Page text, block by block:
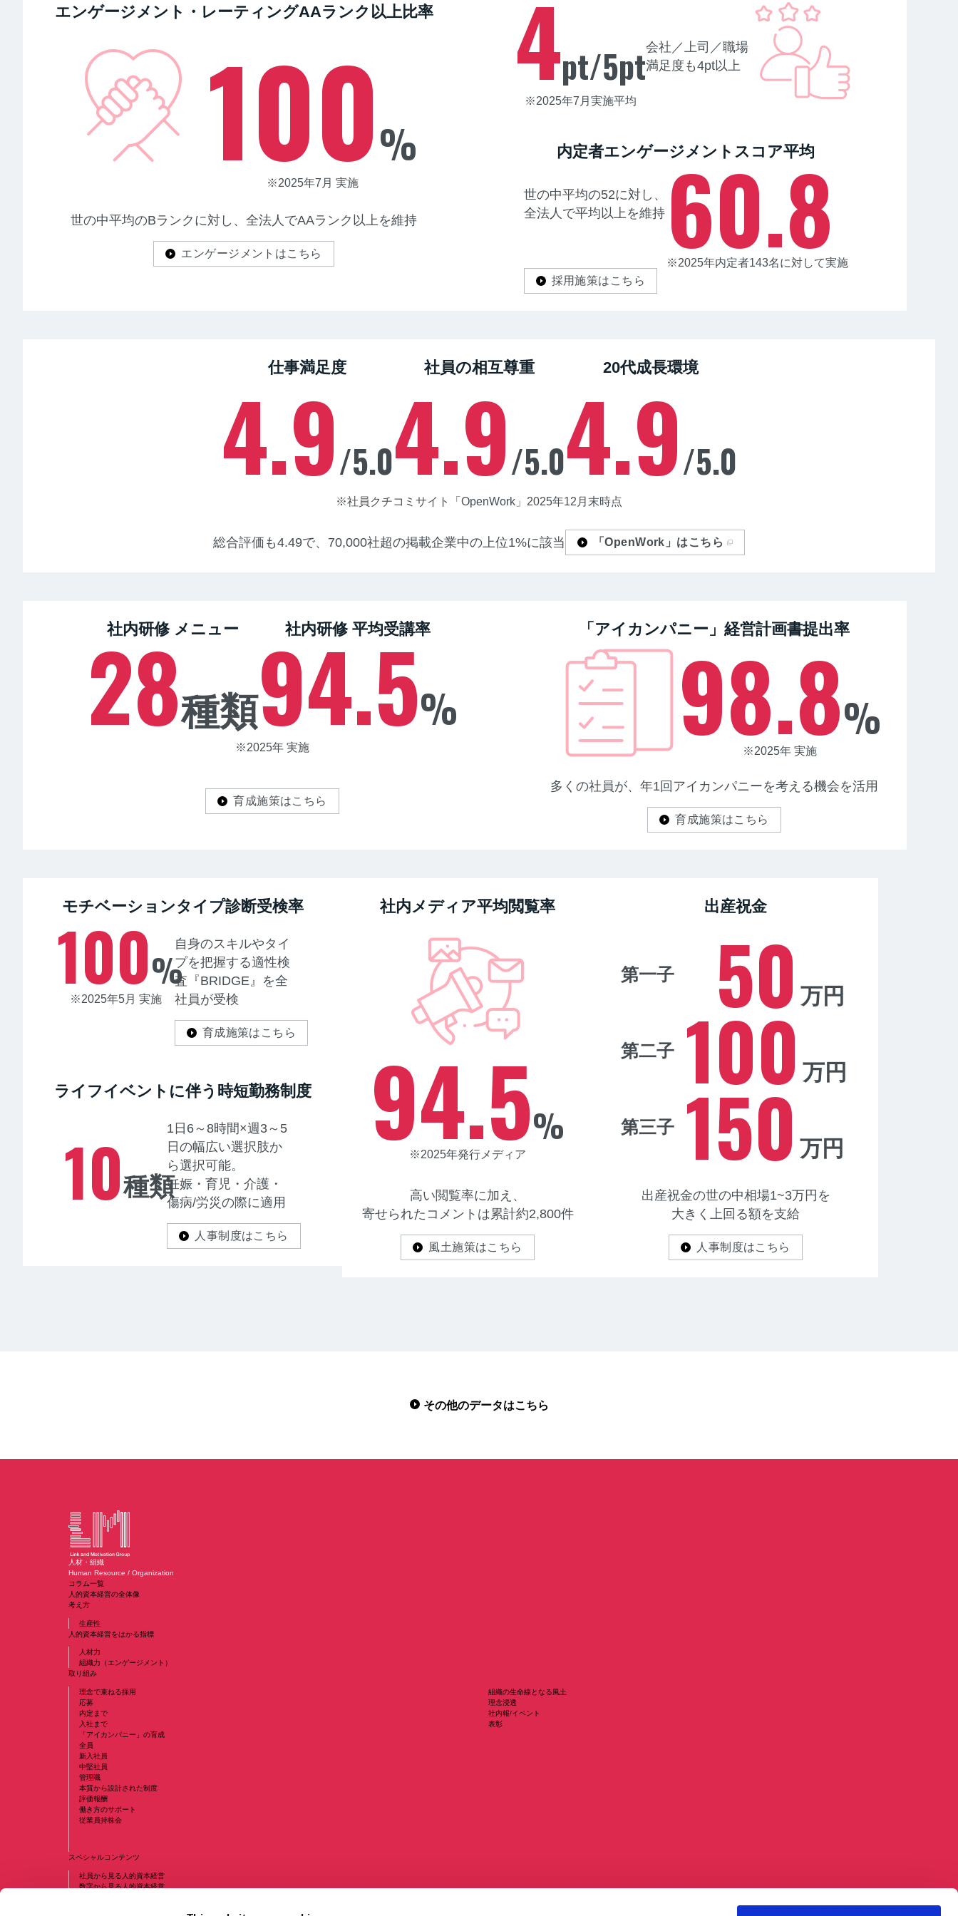
エンゲージメント・レーティングAAランク以上比率
100%
※2025年7月 実施
世の中平均のBランクに対し、 全法人でAAランク以上を維持
エンゲージメントはこちら
4pt/5pt
※2025年7月実施平均
会社／上司／職場
満足度も4pt以上
内定者エンゲージメントスコア平均
世の中平均の52に対し、
全法人で平均以上を維持 60.8
※2025年内定者143名に対して実施
採用施策はこちら
仕事満足度
4.9/5.0
社員の相互尊重
4.9/5.0
20代成長環境
4.9/5.0
※社員クチコミサイト「OpenWork」2025年12月末時点
総合評価も4.49で、 70,000社超の掲載企業中の上位1%に該当 「OpenWork」はこちら
社内研修 メニュー
28種類
社内研修 平均受講率
94.5%
※2025年 実施
育成施策はこちら
「アイカンパニー」経営計画書提出率
98.8%
※2025年 実施
多くの社員が、 年1回アイカンパニーを考える機会を活用
育成施策はこちら
モチベーションタイプ診断受検率
100%
※2025年5月 実施
自身のスキルやタイ
プを把握する適性検
査『BRIDGE』を全
社員が受検
育成施策はこちら
ライフイベントに伴う時短勤務制度
10種類
1日6～8時間×週3～5
日の幅広い選択肢か
ら選択可能。
妊娠・育児・介護・
傷病/労災の際に適用
人事制度はこちら
社内メディア平均閲覧率
94.5%
※2025年発行メディア
高い閲覧率に加え、
寄せられたコメントは累計約2,800件
風土施策はこちら
出産祝金
第一子 50 万円
第二子 100 万円
第三子 150 万円
出産祝金の世の中相場1~3万円を
大きく上回る額を支給
人事制度はこちら
その他のデータはこちら
人材・組織
Human Resource / Organization
コラム一覧
人的資本経営の全体像
考え方
人材力
組織力（エンゲージメント）